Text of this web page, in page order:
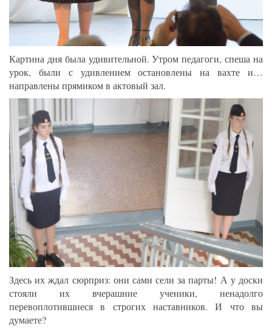
Картина дня была удивительной. Утром педагоги, спеша на
урок, были с удивлением остановлены на вахте и…
направлены прямиком в актовый зал.
Здесь их ждал сюрприз: они сами сели за парты! А у доски
стояли их вчерашние ученики, ненадолго
перевоплотившиеся в строгих наставников. И что вы
думаете?